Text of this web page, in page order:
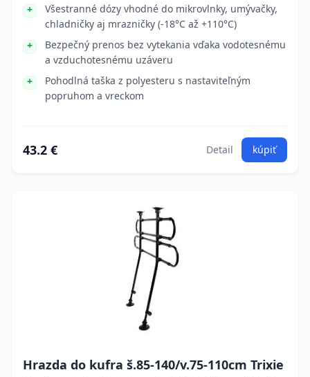
Všestranné dózy vhodné do mikrovlnky, umývačky,
chladničky aj mrazničky (-18°C až +110°C)
Bezpečný prenos bez vytekania vďaka vodotesnému
a vzduchotesnému uzáveru
Pohodlná taška z polyesteru s nastaviteľným
popruhom a vreckom
43.2 € Detail kúpiť
Hrazda do kufra š.85-140/v.75-110cm Trixie